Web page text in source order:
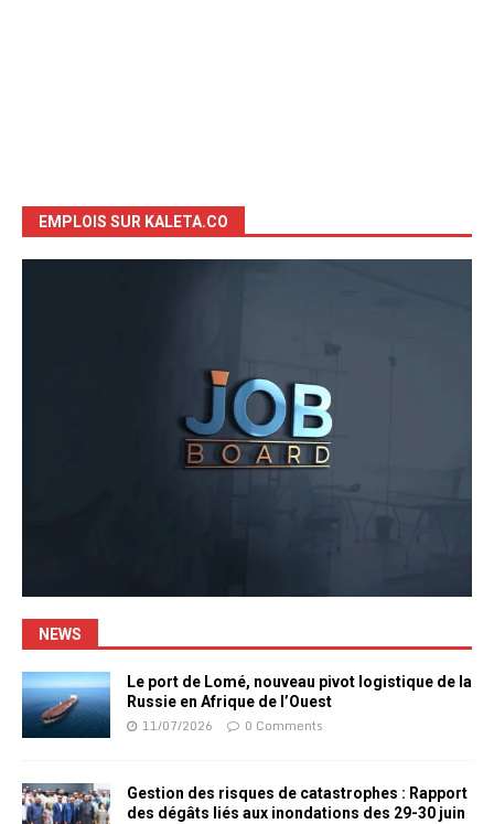
EMPLOIS SUR KALETA.CO
NEWS
Le port de Lomé, nouveau pivot logistique de la
Russie en Afrique de l’Ouest
11/07/2026 0 Comments
Gestion des risques de catastrophes : Rapport
des dégâts liés aux inondations des 29-30 juin